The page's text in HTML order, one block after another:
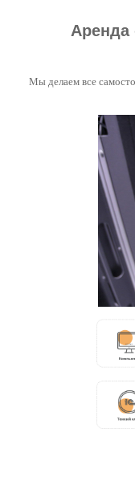
Аренда
Мы делаем все